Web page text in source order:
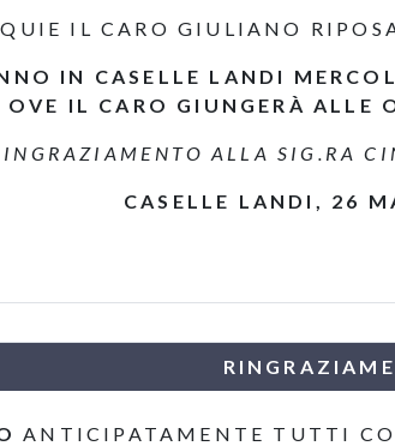
IL CARO GIULIANO
IN CASELLE LANDI
OVE IL CARO GIUNGERÀ
ALLA SIG.RA
CASELLE LANDI, 26
ANTICIPATAMENTE TUTTI